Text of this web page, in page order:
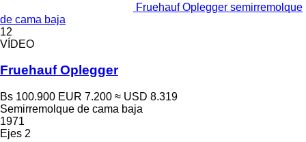
Fruehauf Oplegger semirremolque
de cama baja
12
VÍDEO
Fruehauf Oplegger
Bs 100.900 EUR 7.200 ≈ USD 8.319
Semirremolque de cama baja
1971
Ejes 2